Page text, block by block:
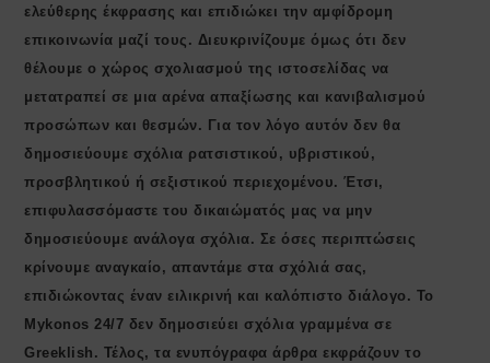
ελεύθερης έκφρασης και επιδιώκει την αμφίδρομη
επικοινωνία μαζί τους. Διευκρινίζουμε όμως ότι δεν
θέλουμε ο χώρος σχολιασμού της ιστοσελίδας να
μετατραπεί σε μια αρένα απαξίωσης και κανιβαλισμού
προσώπων και θεσμών. Για τον λόγο αυτόν δεν θα
δημοσιεύουμε σχόλια ρατσιστικού, υβριστικού,
προσβλητικού ή σεξιστικού περιεχομένου. Έτσι,
επιφυλασσόμαστε του δικαιώματός μας να μην
δημοσιεύουμε ανάλογα σχόλια. Σε όσες περιπτώσεις
κρίνουμε αναγκαίο, απαντάμε στα σχόλιά σας,
επιδιώκοντας έναν ειλικρινή και καλόπιστο διάλογο. Το
Μykonos 24/7 δεν δημοσιεύει σχόλια γραμμένα σε
Greeklish. Τέλος, τα ενυπόγραφα άρθρα εκφράζουν το